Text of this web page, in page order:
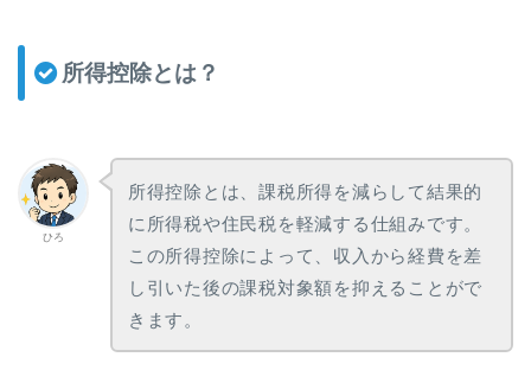
所得控除とは？
ひろ
所得控除とは、課税所得を減らして結果的
に所得税や住民税を軽減する仕組みです。
この所得控除によって、収入から経費を差
し引いた後の課税対象額を抑えることがで
きます。